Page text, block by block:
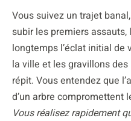
Vous suivez un trajet
subir les premiers assauts,
longtemps l’éclat initial de
la ville et les gravillons
répit. Vous entendez que
d’un arbre compromettent
Vous réalisez rapidement